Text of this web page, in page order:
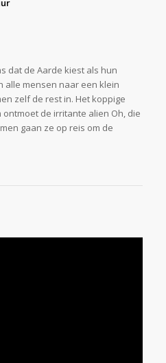
dat de Aarde kiest als hun
alle mensen naar een klein
zelf de rest in. Het koppige
de irritante alien Oh, die
gaan ze op reis om de